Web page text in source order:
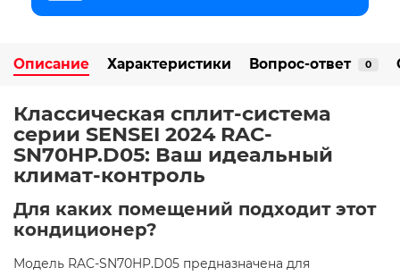
Описание Характеристики Вопрос-ответ 0
Классическая сплит-система
серии SENSEI 2024 RAC-
SN70HP.D05: Ваш идеальный
климат-контроль ️
Для каких помещений подходит этот
кондиционер?
Модель RAC-SN70HP.D05 предназначена для